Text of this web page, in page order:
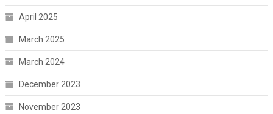
April 2025
March 2025
March 2024
December 2023
November 2023